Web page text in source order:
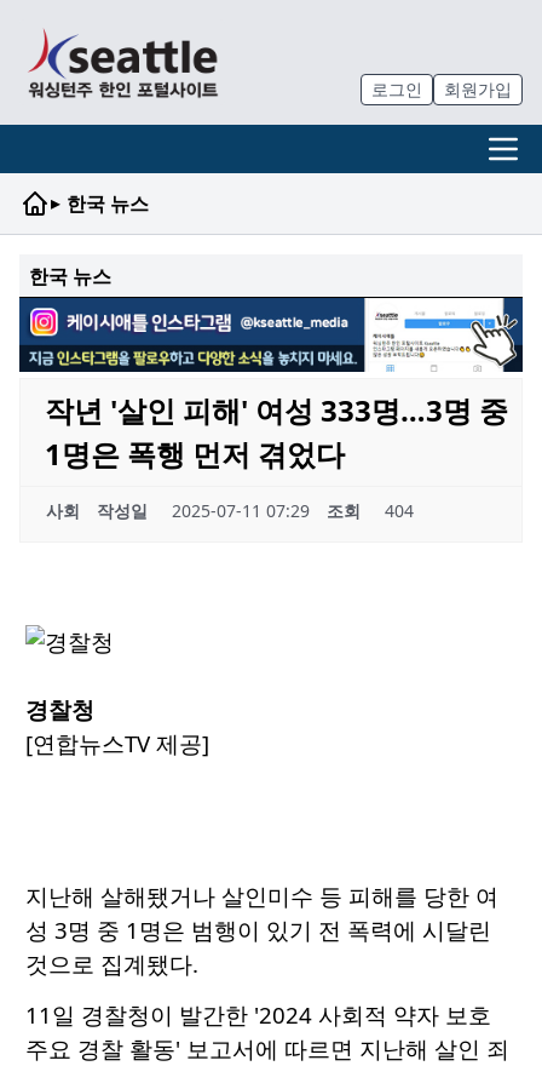
로그인 회원가입
▸ 한국 뉴스
한국 뉴스
작년 '살인 피해' 여성 333명…3명 중
1명은 폭행 먼저 겪었다
사회 작성일 2025-07-11 07:29 조회 404
경찰청
[연합뉴스TV 제공]
지난해 살해됐거나 살인미수 등 피해를 당한 여
성 3명 중 1명은 범행이 있기 전 폭력에 시달린
것으로 집계됐다.
11일 경찰청이 발간한 '2024 사회적 약자 보호
주요 경찰 활동' 보고서에 따르면 지난해 살인 죄